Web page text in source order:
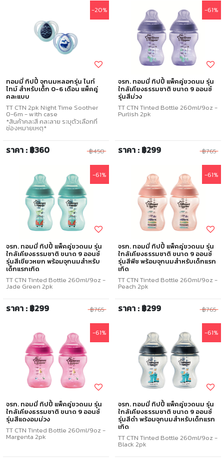
-20%
ทอมมี่ ทิปปี้ จุกนมหลอกรุ่น ไนท์
ไทม์ สำหรับเด็ก 0-6 เดือน แพ็คคู่
คละแบบ
TT CTN 2pk Night Time Soother
0-6m - with case
*สินค้าคละสี คละลาย ระบุตัวเลือกที่
ช่องหมายเหตุ*
ราคา : ฿360 ฿450
-61%
จรก. ทอมมี่ ทิปปี้ แพ็คคู่ขวดนม รุ่น
ใกล้เคียงธรรมชาติ ขนาด 9 ออนซ์
รุ่นสีม่วง
TT CTN Tinted Bottle 260ml/9oz -
Purlish 2pk
ราคา : ฿299 ฿765
-61%
จรก. ทอมมี่ ทิปปี้ แพ็คคู่ขวดนม รุ่น
ใกล้เคียงธรรมชาติ ขนาด 9 ออนซ์
รุ่นสีเขียวหยก พร้อมจุกนมสำหรับ
เด็กแรกเกิด
TT CTN Tinted Bottle 260ml/9oz -
Jade Green 2pk
ราคา : ฿299 ฿765
-61%
จรก. ทอมมี่ ทิปปี้ แพ็คคู่ขวดนม รุ่น
ใกล้เคียงธรรมชาติ ขนาด 9 ออนซ์
รุ่นสีพีช พร้อมจุกนมสำหรับเด็กแรก
เกิด
TT CTN Tinted Bottle 260ml/9oz -
Peach 2pk
ราคา : ฿299 ฿765
-61%
จรก. ทอมมี่ ทิปปี้ แพ็คคู่ขวดนม รุ่น
ใกล้เคียงธรรมชาติ ขนาด 9 ออนซ์
รุ่นสีแดงอมม่วง
TT CTN Tinted Bottle 260ml/9oz -
Margenta 2pk
-61%
จรก. ทอมมี่ ทิปปี้ แพ็คคู่ขวดนม รุ่น
ใกล้เคียงธรรมชาติ ขนาด 9 ออนซ์
รุ่นสีดำ พร้อมจุกนมสำหรับเด็กแรก
เกิด
TT CTN Tinted Bottle 260ml/9oz -
Black 2pk